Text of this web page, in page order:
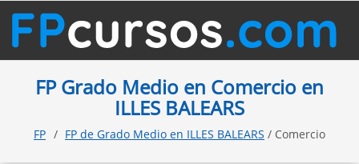
FP Grado Medio en Comercio en
ILLES BALEARS
FP FP de Grado Medio en ILLES BALEARS / Comercio